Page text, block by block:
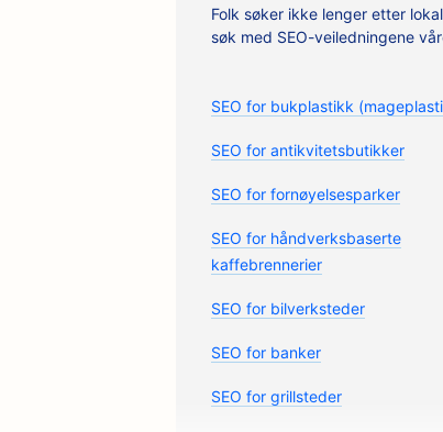
Folk søker ikke lenger etter
søk med SEO-veiledningene
SEO for bukplastikk
SEO for antikvitetsbutikker
SEO for fornøyelsesparker
SEO for håndverksbaserte
kaffebrennerier
SEO for bilverksteder
SEO for banker
SEO for grillsteder